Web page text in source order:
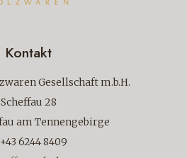
Kontakt
Gesellschaft m.b.H.
Scheffau 28
am Tennengebirge
+43 6244 8409